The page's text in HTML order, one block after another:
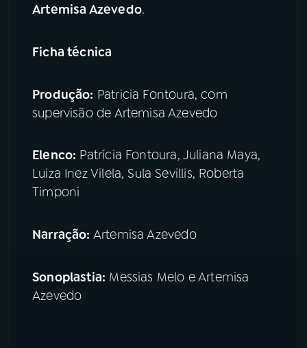
Artemisa Azevedo.
Ficha técnica
Produção: Patricia Fontoura, com
supervisão de Artemisa Azevedo
Elenco: Patrícia Fontoura, Juliana Maya,
Luiza Inez Vilela, Sula Sevillis, Roberta
Timponi
Narração: Artemisa Azevedo
Sonoplastia: Messias Melo e Artemisa
Azevedo